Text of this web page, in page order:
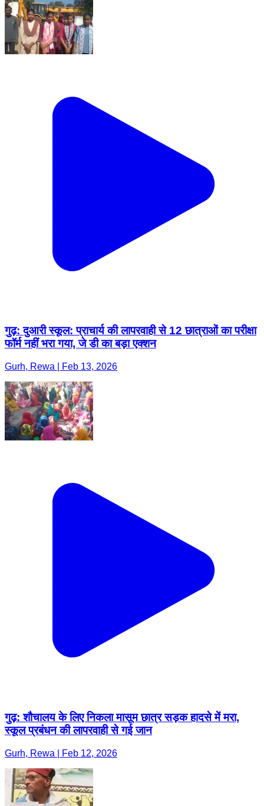
गुढ़: दुआरी स्कूल: प्राचार्य की लापरवाही से 12 छात्राओं का परीक्षा
फॉर्म नहीं भरा गया, जे डी का बड़ा एक्शन
Gurh, Rewa | Feb 13, 2026
गुढ़: शौचालय के लिए निकला मासूम छात्र सड़क हादसे में मरा,
स्कूल प्रबंधन की लापरवाही से गई जान
Gurh, Rewa | Feb 12, 2026